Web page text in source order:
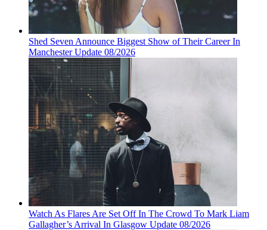
Shed Seven Announce Biggest Show of Their Career In
Manchester Update 08/2026
Watch As Flares Are Set Off In The Crowd To Mark Liam
Gallagher’s Arrival In Glasgow Update 08/2026